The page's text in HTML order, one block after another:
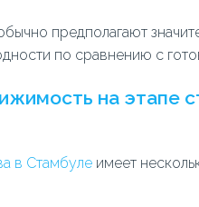
предполагают
по сравнению с
на этапе
в Стамбулеимеет